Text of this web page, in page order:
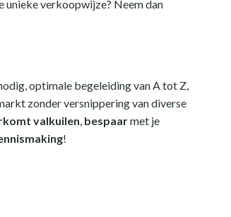
unieke verkoopwijze? Neem dan
optimale begeleiding van A tot Z,
zonder versnippering van diverse
valkuilen, bespaarmet je
!